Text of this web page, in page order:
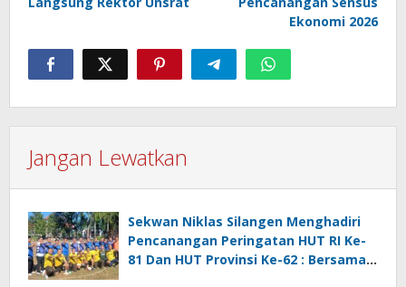
Ekonomi 2026
Jangan Lewatkan
Sekwan Niklas Silangen Menghadiri
Pencanangan Peringatan HUT RI Ke-
81 Dan HUT Provinsi Ke-62 : Bersama